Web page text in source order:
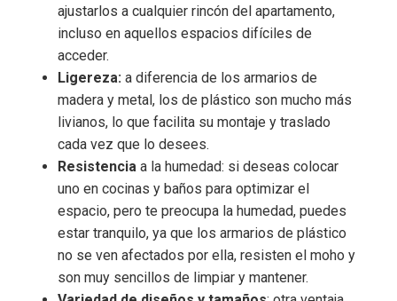
ajustarlos a cualquier rincón del apartamento,
incluso en aquellos espacios difíciles de
acceder.
Ligereza: a diferencia de los armarios de
madera y metal, los de plástico son mucho más
livianos, lo que facilita su montaje y traslado
cada vez que lo desees.
Resistencia a la humedad: si deseas colocar
uno en cocinas y baños para optimizar el
espacio, pero te preocupa la humedad, puedes
estar tranquilo, ya que los armarios de plástico
no se ven afectados por ella, resisten el moho y
son muy sencillos de limpiar y mantener.